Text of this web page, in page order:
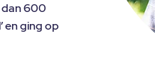
dan 600
en ging op